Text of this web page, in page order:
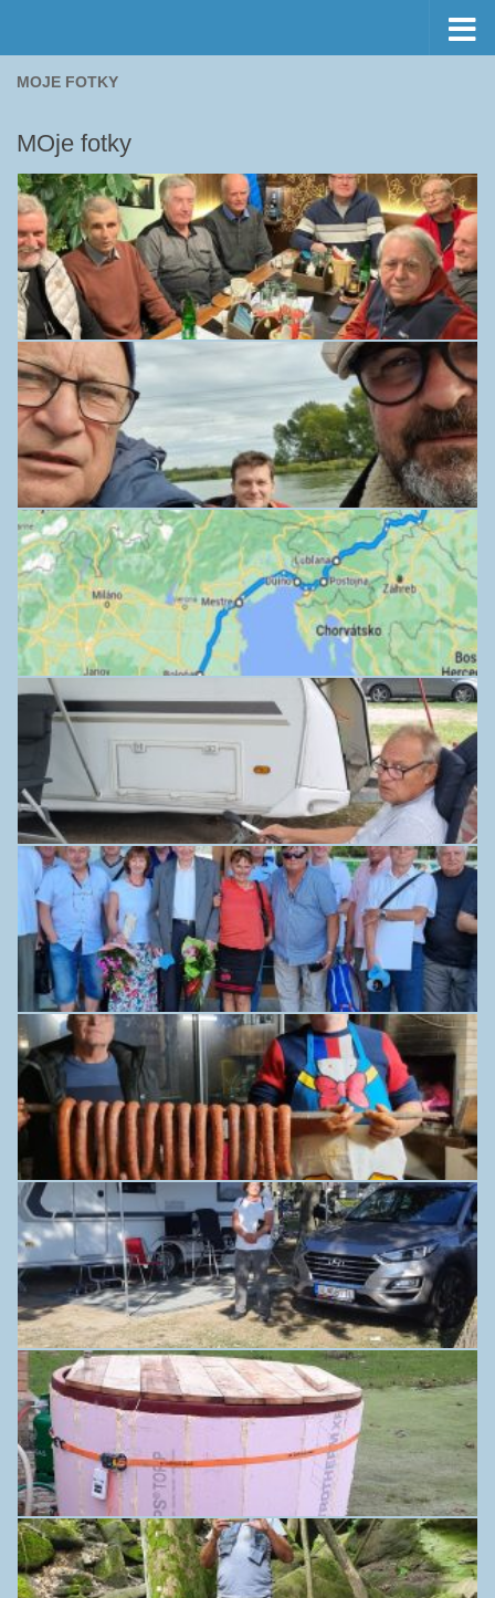
MOJE FOTKY
MOje fotky